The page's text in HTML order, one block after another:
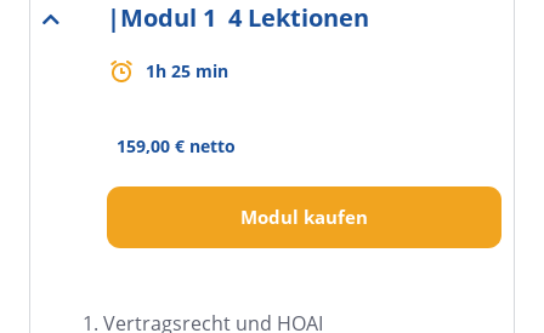
Modul 1
| 4 Lektionen
1h 25 min
159,00 € netto
Modul kaufen
Vertragsrecht und HOAI